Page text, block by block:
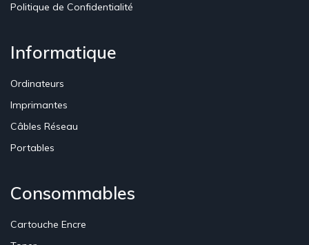
Politique de Confidentialité
Informatique
Ordinateurs
Imprimantes
Câbles Réseau
Portables
Consommables
Cartouche Encre